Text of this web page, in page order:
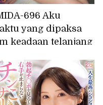
696 Aku
yang dipaksa
keadaan telanjang
larut malam. (Aoi